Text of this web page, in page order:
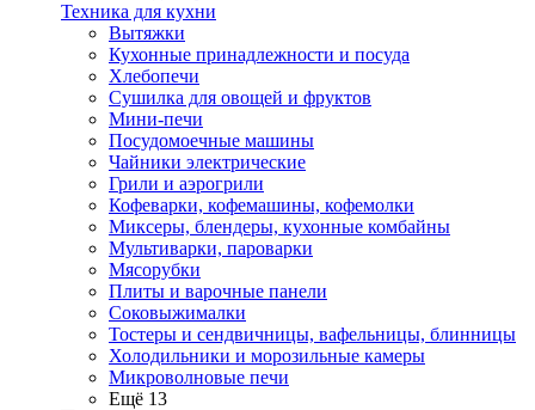
Техника для кухни
Вытяжки
Кухонные принадлежности и посуда
Хлебопечи
Сушилка для овощей и фруктов
Мини-печи
Посудомоечные машины
Чайники электрические
Грили и аэрогрили
Кофеварки, кофемашины, кофемолки
Миксеры, блендеры, кухонные комбайны
Мультиварки, пароварки
Мясорубки
Плиты и варочные панели
Соковыжималки
Тостеры и сендвичницы, вафельницы, блинницы
Холодильники и морозильные камеры
Микроволновые печи
Ещё 13